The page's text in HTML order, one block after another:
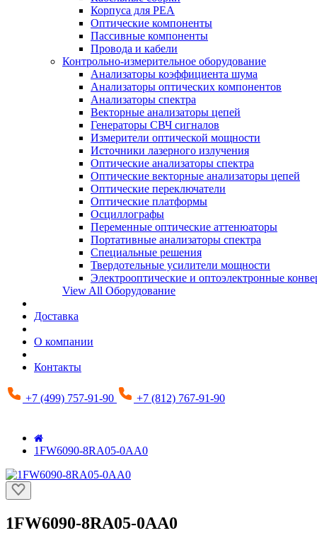
Корпуса для РЕА
Оптические компоненты
Пассивные компоненты
Провода и кабели
Контрольно-измерительное оборудование
Анализаторы коэффициента шума
Анализаторы оптических компонентов
Анализаторы спектра
Векторные анализаторы цепей
Генераторы СВЧ сигналов
Измерители оптической мощности
Источники лазерного излучения
Оптические анализаторы спектра
Оптические векторные анализаторы цепей
Оптические переключатели
Оптические платформы
Осциллографы
Переменные оптические аттенюаторы
Портативные анализаторы спектра
Специальные решения
Твердотельные усилители мощности
Электрооптические и оптоэлектронные
View All Оборудование
Доставка
О компании
Контакты
+7 (499) 757-91-90 +7 (812) 767-91-90
1FW6090-8RA05-0AA0
1FW6090-8RA05-0AA0